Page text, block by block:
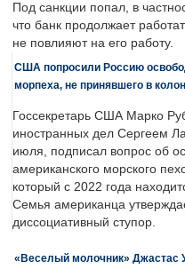
Под санкции попал, в
что банк продолжает
не повлияют на его работу.
США попросили Россию
морпеха, не принявшего в
Госсекретарь США Марко
иностранных дел Сергеем
июля, подписал вопрос об
американского морского
который с 2022 года
Семья американца
диссоциативный ступор.
«Веселый молочник» Джастас